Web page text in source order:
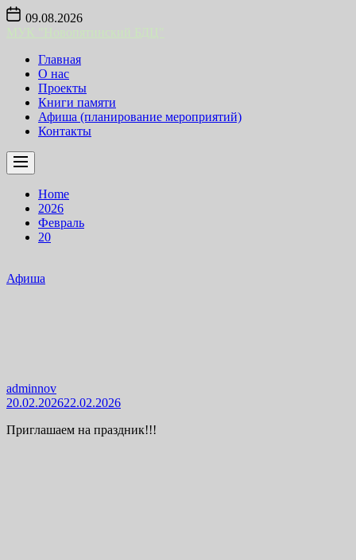
Skip
content
09.08.2026
Главная
О нас
Проекты
Книги памяти
Афиша (планирование мероприятий)
Контакты
Home
2026
Февраль
20
Афиша
adminnov
20.02.202622.02.2026
Приглашаем на праздник!!!